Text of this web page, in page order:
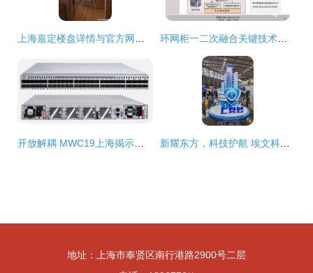
上海嘉定楼盘详情与官方网站指南，千万别错过这些优质资源！ 环网柜一二次融合关键技术及产品实践——上海网络技术服务的探索与分享
开放解耦 MWC19上海揭示运营商网络的下一代演进之路 新耀东方，科技护航 埃文科技携全球IP地址定位技术赋能上海网络安全新生态
地址：上海市奉贤区南行港路2900号二层